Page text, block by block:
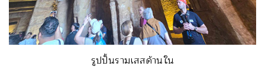
รูปปั้นรามเสสด้านใน